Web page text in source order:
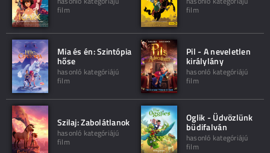
film film
Mia és én: Szintópia
hőse
hasonló kategóriájú
film
Pil - A neveletlen
királylány
hasonló kategóriájú
film
Szilaj: Zabolátlanok
hasonló kategóriájú
film
Oglik - Üdvözlünk
büdifalván
hasonló kategóriájú
film